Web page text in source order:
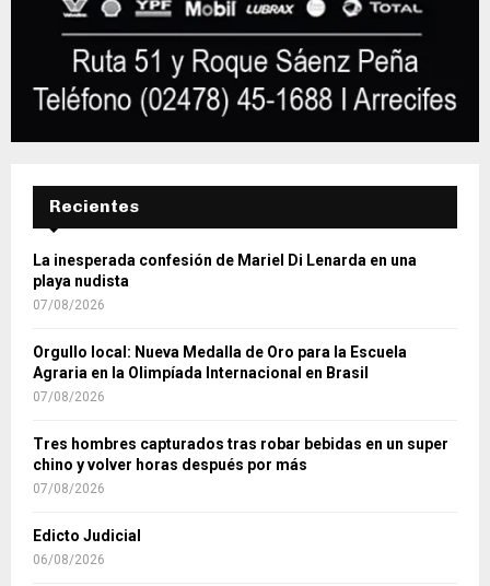
Recientes
La inesperada confesión de Mariel Di Lenarda en una
playa nudista
07/08/2026
Orgullo local: Nueva Medalla de Oro para la Escuela
Agraria en la Olimpíada Internacional en Brasil
07/08/2026
Tres hombres capturados tras robar bebidas en un super
chino y volver horas después por más
07/08/2026
Edicto Judicial
06/08/2026